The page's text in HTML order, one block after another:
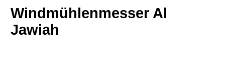
Windmühlenmesser Al
Jawiah